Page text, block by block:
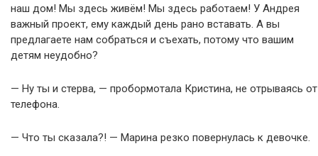
наш дом! Мы здесь живём! Мы здесь работаем! У Андрея
важный проект, ему каждый день рано вставать. А вы
предлагаете нам собраться и съехать, потому что вашим
детям неудобно?
— Ну ты и стерва, — пробормотала Кристина, не отрываясь от
телефона.
— Что ты сказала?! — Марина резко повернулась к девочке.